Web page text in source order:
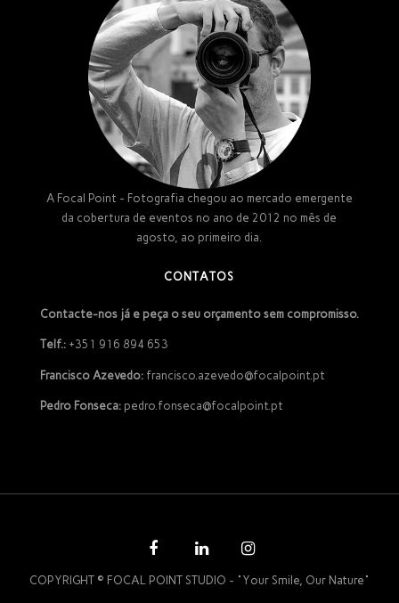
A Focal Point - Fotografia chegou ao mercado emergente
da cobertura de eventos no ano de 2012 no mês de
agosto, ao primeiro dia.
CONTATOS
Contacte-nos já e peça o seu orçamento sem compromisso.
Telf.:+351 916 894 653
Francisco Azevedo:francisco.azevedo@focalpoint.pt
Pedro Fonseca:pedro.fonseca@focalpoint.pt
COPYRIGHT © FOCAL POINT STUDIO - "Your Smile, Our Nature"